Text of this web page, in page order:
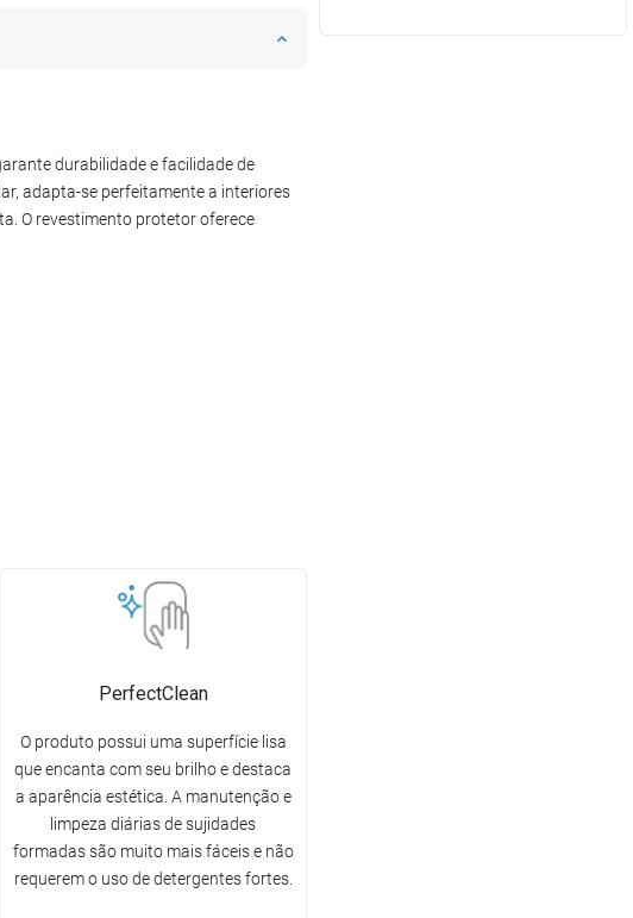
durabilidade e facilidade de
adapta-se perfeitamente a interiores
O revestimento protetor oferece
PerfectClean
O produto possui uma superfície lisa
que encanta com seu brilho e destaca
a aparência estética. A manutenção e
limpeza diárias de sujidades
formadas são muito mais fáceis e não
requerem o uso de detergentes fortes.